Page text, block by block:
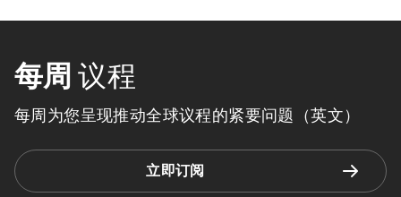
每周 议程
每周为您呈现推动全球议程的紧要问题（英文）
立即订阅